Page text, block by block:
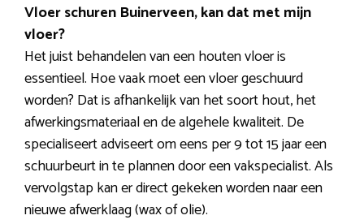
Vloer schuren Buinerveen, kan dat met mijn
vloer?
Het juist behandelen van een houten vloer is
essentieel. Hoe vaak moet een vloer geschuurd
worden? Dat is afhankelijk van het soort hout, het
afwerkingsmateriaal en de algehele kwaliteit. De
specialiseert adviseert om eens per 9 tot 15 jaar een
schuurbeurt in te plannen door een vakspecialist. Als
vervolgstap kan er direct gekeken worden naar een
nieuwe afwerklaag (wax of olie).